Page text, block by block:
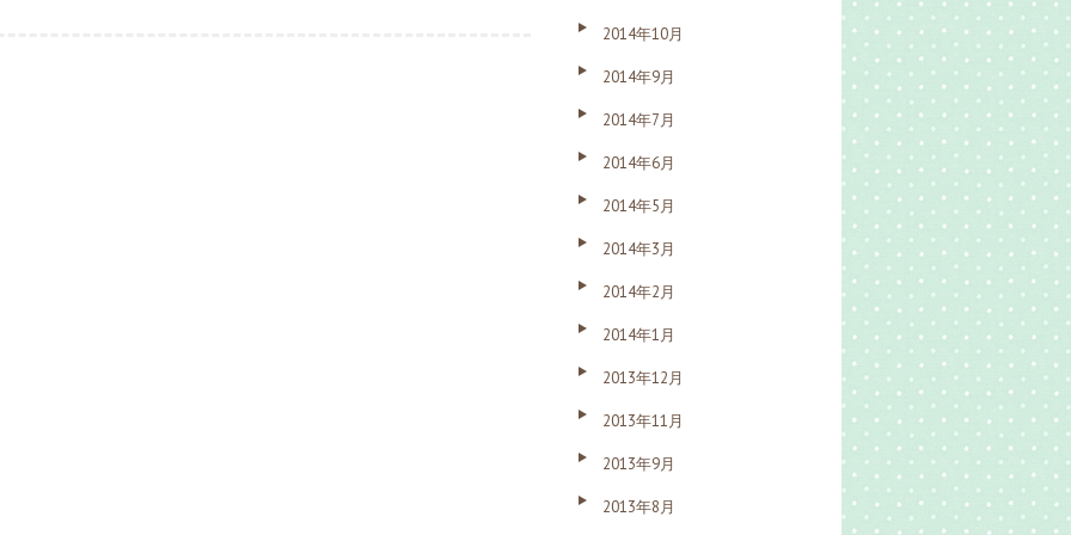
2014年10月
2014年9月
2014年7月
2014年6月
2014年5月
2014年3月
2014年2月
2014年1月
2013年12月
2013年11月
2013年9月
2013年8月